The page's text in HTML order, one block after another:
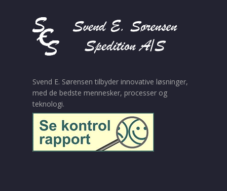
Svend E. Sørensen tilbyder innovative løsninger,
med de bedste mennesker, processer og
teknologi.